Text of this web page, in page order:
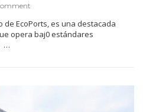
de EcoPorts, es una destacada
opera baj0 estándares
…